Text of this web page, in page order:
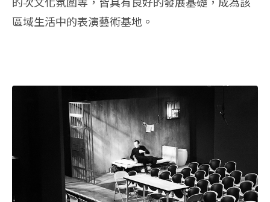
區域生活中的表演藝術基地。